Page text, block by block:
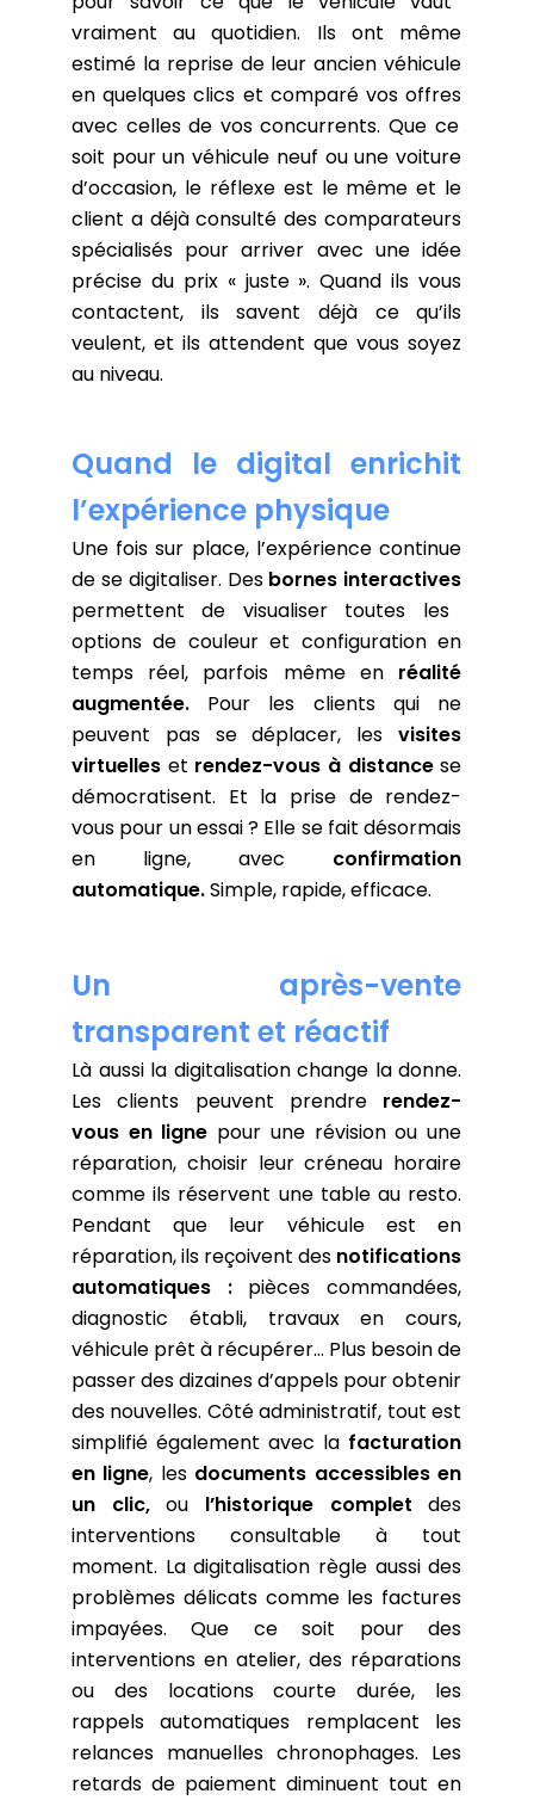
vraiment au quotidien. Ils ont même
estimé la reprise de leur ancien véhicule
en quelques clics et comparé vos offres
avec celles de vos concurrents. Que ce
soit pour un véhicule neuf ou une voiture
d’occasion, le réflexe est le même et le
client a déjà consulté des comparateurs
spécialisés pour arriver avec une idée
précise du prix « juste ». Quand ils vous
contactent, ils savent déjà ce qu’ils
veulent, et ils attendent que vous soyez
au niveau.
Quand le digital enrichit
l’expérience physique
Une fois sur place, l’expérience continue
de se digitaliser. Des bornes interactives
permettent de visualiser toutes les
options de couleur et configuration en
temps réel, parfois même en réalité
augmentée. Pour les clients qui ne
peuvent pas se déplacer, les visites
virtuelles et rendez-vous à distancese
démocratisent. Et la prise de rendez-
vous pour un essai ? Elle se fait désormais
en ligne, avec confirmation
automatique.Simple, rapide, efficace.
Un après-vente
transparent et réactif
Là aussi la digitalisation change la donne.
Les clients peuvent prendrerendez-
vous en ligne pour une révision ou une
réparation, choisir leur créneau horaire
comme ils réservent une table au resto.
Pendant que leur véhicule est en
réparation, ils reçoivent des notifications
automatiques :pièces commandées,
diagnostic établi, travaux en cours,
véhicule prêt à récupérer… Plus besoin de
passer des dizaines d’appels pour obtenir
des nouvelles. Côté administratif, tout est
simplifié également avec la facturation
en ligne, les documents accessibles en
un clic,ou l’historique complet des
interventions consultable à tout
moment. La digitalisation règle aussi des
problèmes délicats comme les factures
impayées. Que ce soit pour des
interventions en atelier, des réparations
ou des locations courte durée, les
rappels automatiques remplacent les
relances manuelles chronophages. Les
retards de paiement diminuent tout en